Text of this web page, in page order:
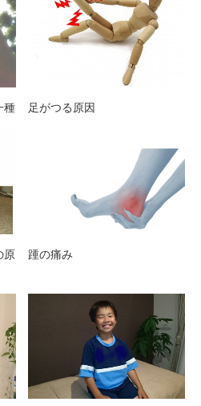
種 足がつる原因
原
踵の痛み